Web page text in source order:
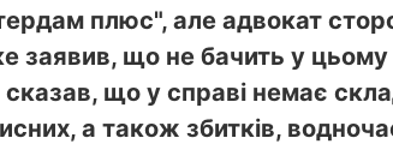
плюс", але адвокат
заявив, що не бачить у цьому
що у справі немає
а також збитків,